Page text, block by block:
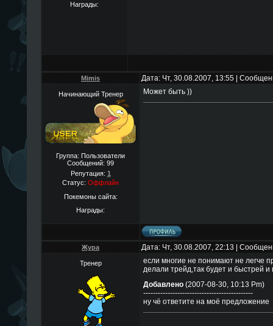
Награды:
Mimis Дата: Чт, 30.08.2007, 13:55 |
Начинающий Тренер
Группа: Пользователи
Сообщений: 99
Репутация: 1
Статус: Оффлайн
Покемоны сайта:
Награды:
Может быть ))
Жура Дата: Чт, 30.08.2007, 22:13 |
Тренер
если многие не понимают не легче
делали трейд,так будет и быстрей
Добавлено(2007-08-30, 10:13 Pm)
---------------------------------------------
ну чё ответите на моё предложение